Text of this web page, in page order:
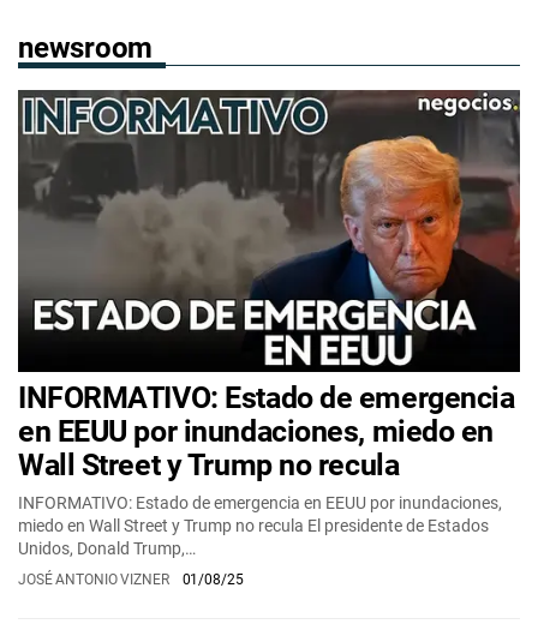
newsroom
INFORMATIVO: Estado de emergencia
en EEUU por inundaciones, miedo en
Wall Street y Trump no recula
INFORMATIVO: Estado de emergencia en EEUU por inundaciones,
miedo en Wall Street y Trump no recula El presidente de Estados
Unidos, Donald Trump,…
JOSÉ ANTONIO VIZNER 01/08/25